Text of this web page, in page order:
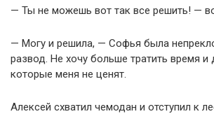
— Ты не можешь вот так все решить! —
— Могу и решила, — Софья была
развод. Не хочу больше тратить время и
которые меня не ценят.
Алексей схватил чемодан и отступил к